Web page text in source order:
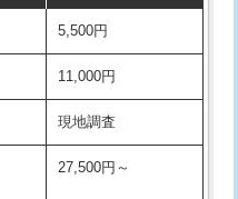
38,500円
22,000円
16,500円
現場見積
22,000円+材料費
5,500円
11,000円
現地調査
27,500円～